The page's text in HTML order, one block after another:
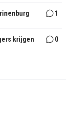
1
krijgen
0